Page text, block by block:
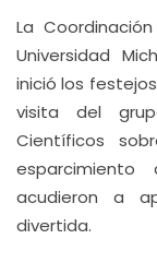
La
Universidad
inició los
visita del
Científicos
acudieron a
divertida.